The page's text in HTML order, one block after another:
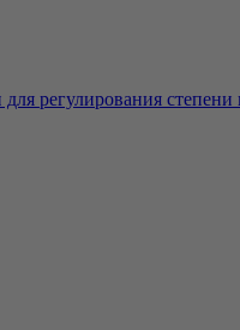
регулирования степени